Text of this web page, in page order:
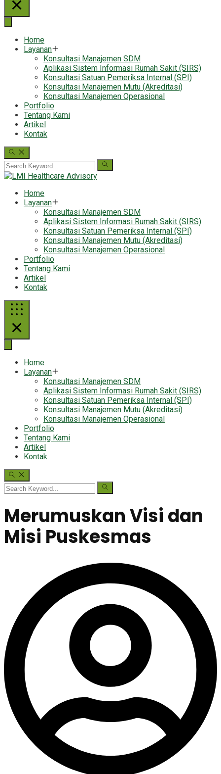
Home
Layanan
Konsultasi Manajemen SDM
Aplikasi Sistem Informasi Rumah Sakit (SIRS)
Konsultasi Satuan Pemeriksa Internal (SPI)
Konsultasi Manajemen Mutu (Akreditasi)
Konsultasi Manajemen Operasional
Portfolio
Tentang Kami
Artikel
Kontak
Home
Layanan
Konsultasi Manajemen SDM
Aplikasi Sistem Informasi Rumah Sakit (SIRS)
Konsultasi Satuan Pemeriksa Internal (SPI)
Konsultasi Manajemen Mutu (Akreditasi)
Konsultasi Manajemen Operasional
Portfolio
Tentang Kami
Artikel
Kontak
Home
Layanan
Konsultasi Manajemen SDM
Aplikasi Sistem Informasi Rumah Sakit (SIRS)
Konsultasi Satuan Pemeriksa Internal (SPI)
Konsultasi Manajemen Mutu (Akreditasi)
Konsultasi Manajemen Operasional
Portfolio
Tentang Kami
Artikel
Kontak
Merumuskan Visi dan
Misi Puskesmas